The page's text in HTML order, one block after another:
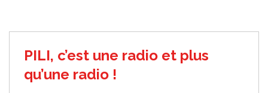
PILI, c’est une radio et plus
qu’une radio !